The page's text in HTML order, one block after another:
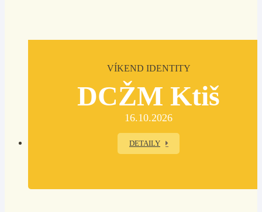
VÍKEND IDENTITY
DCŽM Ktiš
16.10.2026
DETAILY